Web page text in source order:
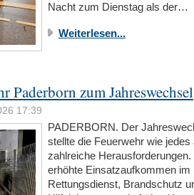
Nacht zum Dienstag als der…
Weiterlesen...
Paderborn zum Jahreswechsel
17:39
PADERBORN. Der
stellte die Feuerwehr wie jedes
zahlreiche Herausforderungen.
erhöhte Einsatzaufkommen im
Rettungsdienst, Brandschutz